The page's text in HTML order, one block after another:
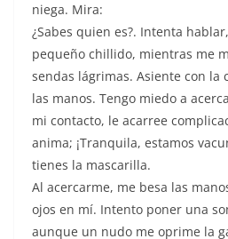
niega. Mira:
¿Sabes quien es?. Intenta
pequeño chillido, mientras me
sendas lágrimas. Asiente con la
las manos. Tengo miedo a
mi contacto, le acarree
anima; ¡Tranquila, estamos
tienes la mascarilla.
Al acercarme, me besa las
ojos en mí. Intento poner una
aunque un nudo me oprime la